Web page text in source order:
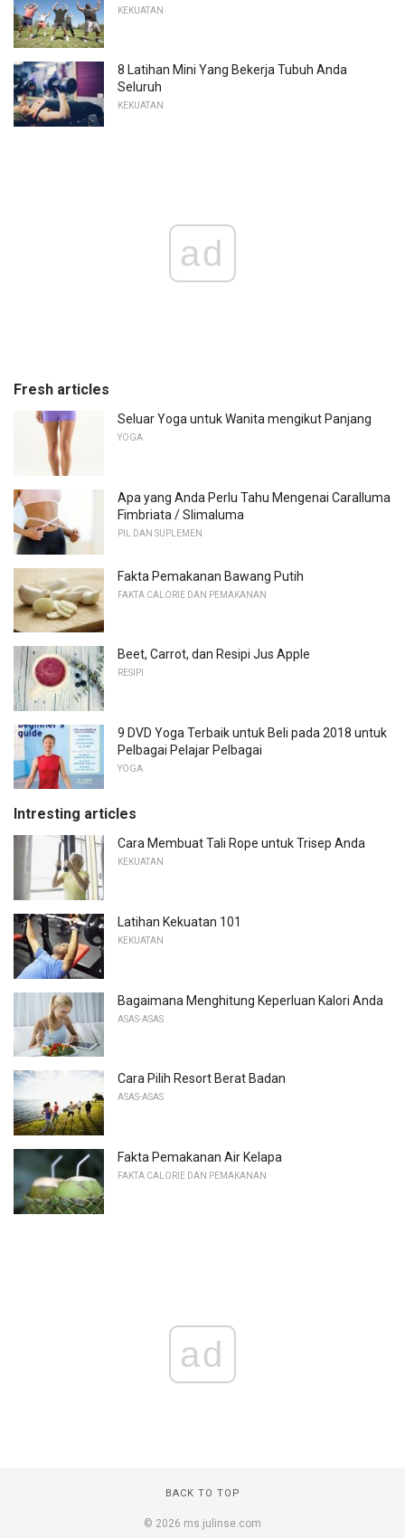
KEKUATAN
8 Latihan Mini Yang Bekerja Tubuh Anda
Seluruh
KEKUATAN
ad
Fresh articles
Seluar Yoga untuk Wanita mengikut Panjang
YOGA
Apa yang Anda Perlu Tahu Mengenai Caralluma
Fimbriata / Slimaluma
PIL DAN SUPLEMEN
Fakta Pemakanan Bawang Putih
FAKTA CALORIE DAN PEMAKANAN
Beet, Carrot, dan Resipi Jus Apple
RESIPI
9 DVD Yoga Terbaik untuk Beli pada 2018 untuk
Pelbagai Pelajar Pelbagai
YOGA
Intresting articles
Cara Membuat Tali Rope untuk Trisep Anda
KEKUATAN
Latihan Kekuatan 101
KEKUATAN
Bagaimana Menghitung Keperluan Kalori Anda
ASAS-ASAS
Cara Pilih Resort Berat Badan
ASAS-ASAS
Fakta Pemakanan Air Kelapa
FAKTA CALORIE DAN PEMAKANAN
ad
BACK TO TOP
© 2026 ms.julinse.com